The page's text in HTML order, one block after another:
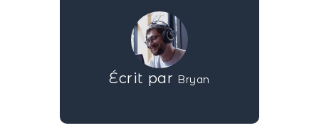
Écrit par Bryan